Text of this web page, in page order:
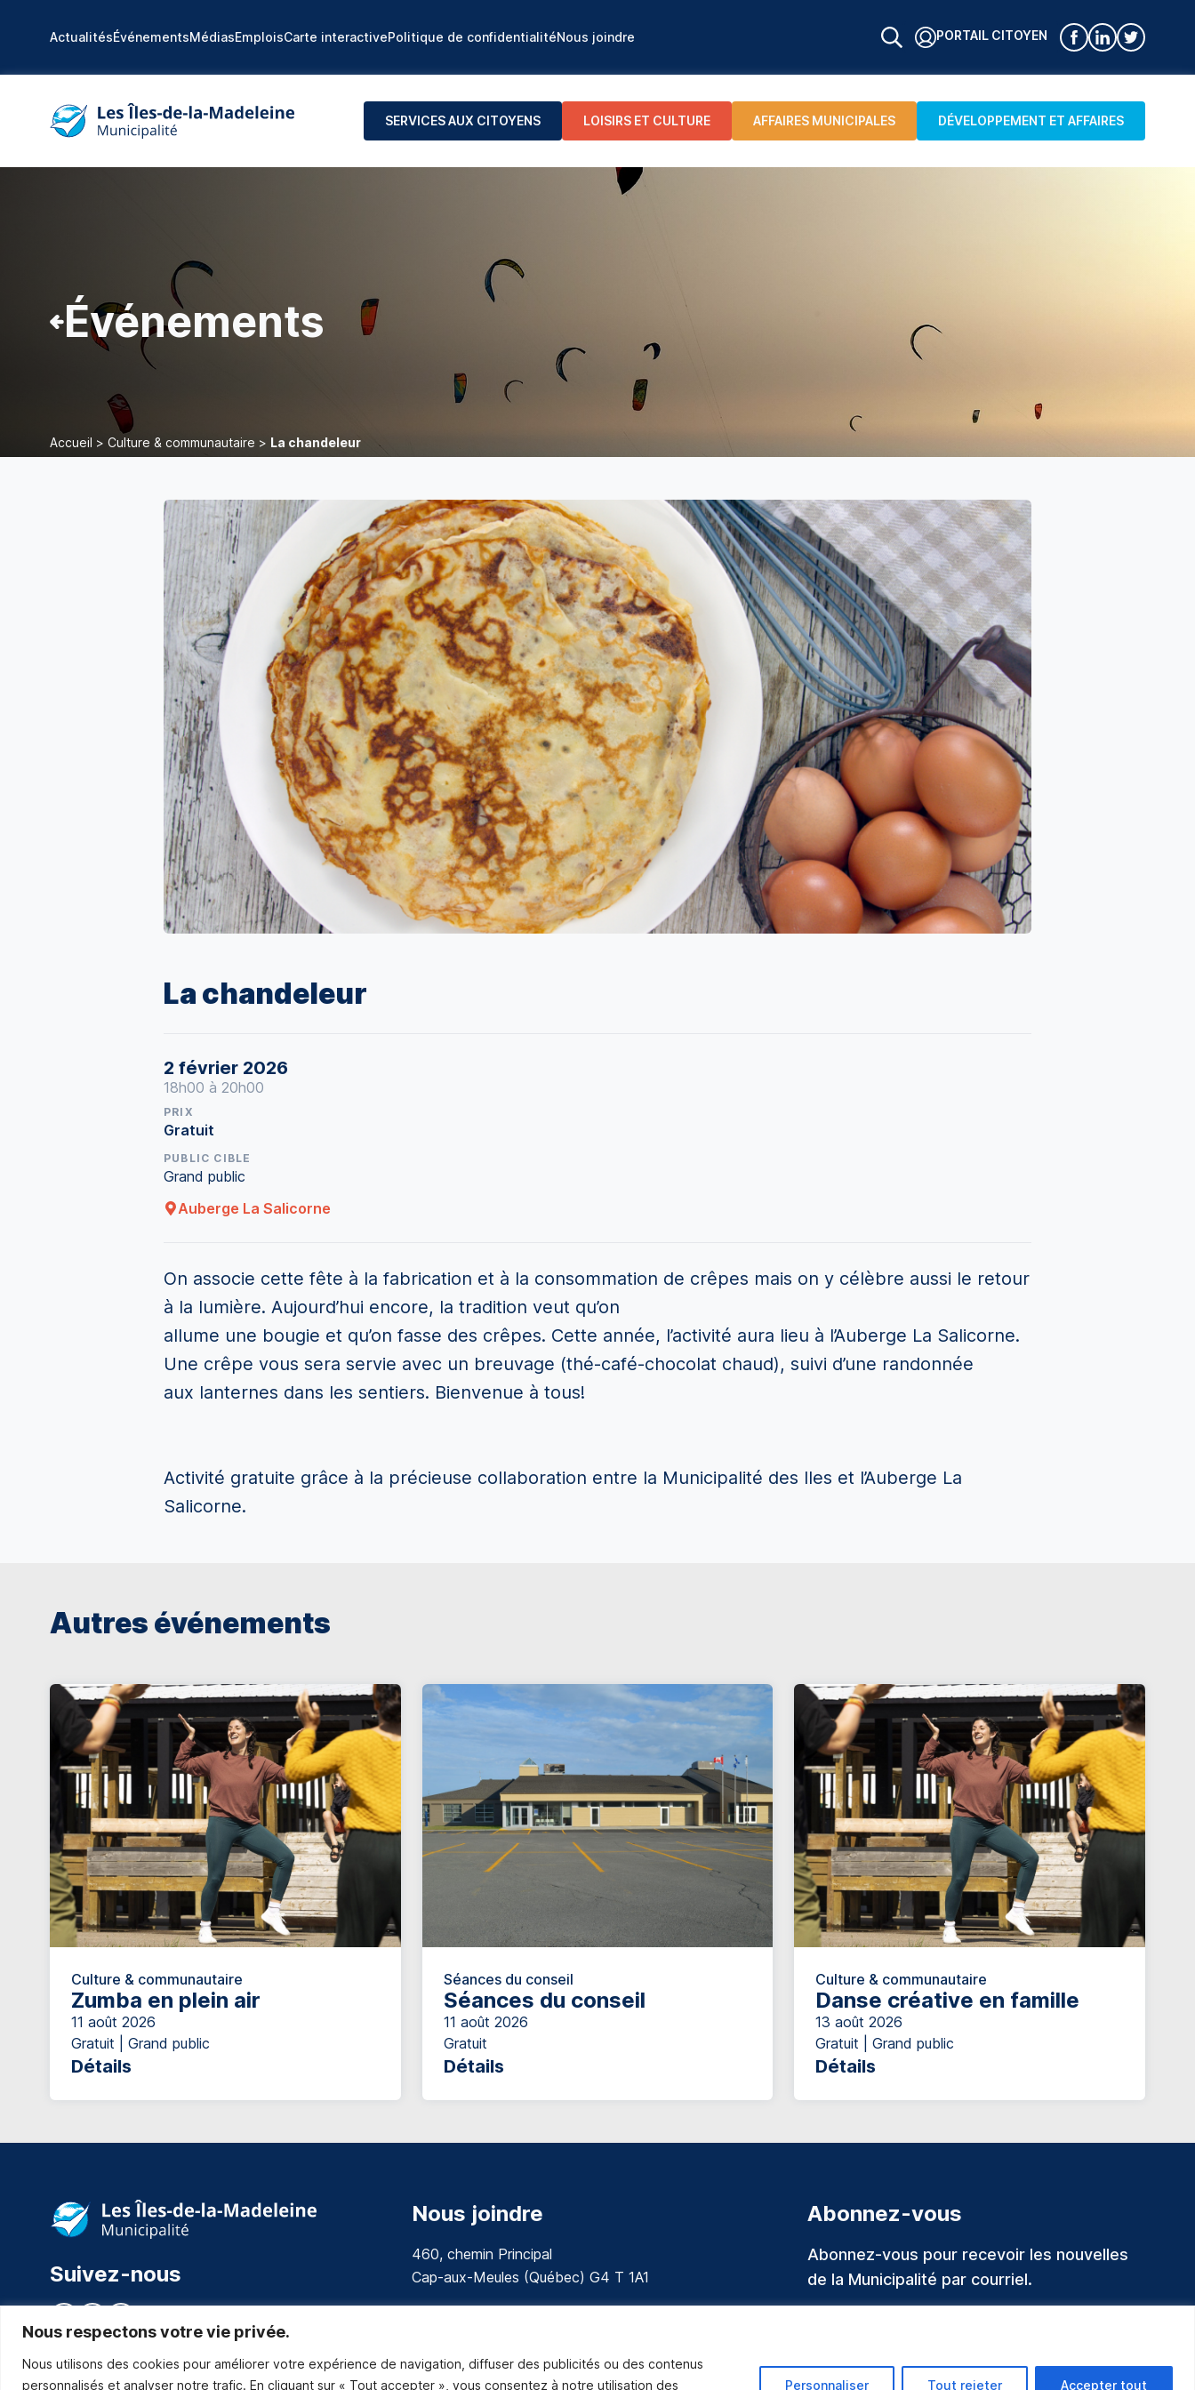
Nous respectons votre vie privée.
Nous utilisons des cookies pour améliorer votre expérience de navigation, diffuser des publicités ou des contenus
personnalisés et analyser notre trafic. En cliquant sur « Tout accepter », vous consentez à notre utilisation des
Personnaliser Tout rejeter Accepter tout
ActualitésÉvénementsMédiasEmploisCarte interactivePolitique de confidentialitéNous joindre PORTAIL CITOYEN
SERVICES AUX CITOYENS LOISIRS ET CULTURE AFFAIRES MUNICIPALES DÉVELOPPEMENT ET AFFAIRES
Événements
Accueil > Culture & communautaire > La chandeleur
La chandeleur
2 février 2026
18h00 à 20h00
PRIX
Gratuit
PUBLIC CIBLE
Grand public
Auberge La Salicorne
On associe cette fête à la fabrication et à la consommation de crêpes mais on y célèbre aussi le retour
à la lumière. Aujourd’hui encore, la tradition veut qu’on
allume une bougie et qu’on fasse des crêpes. Cette année, l’activité aura lieu à l’Auberge La Salicorne.
Une crêpe vous sera servie avec un breuvage (thé-café-chocolat chaud), suivi d’une randonnée
aux lanternes dans les sentiers. Bienvenue à tous!
Activité gratuite grâce à la précieuse collaboration entre la Municipalité des Iles et l’Auberge La
Salicorne.
Autres événements
Culture & communautaire
Zumba en plein air
11 août 2026
Gratuit | Grand public
Détails
Séances du conseil
Séances du conseil
11 août 2026
Gratuit
Détails
Culture & communautaire
Danse créative en famille
13 août 2026
Gratuit | Grand public
Détails
Suivez-nous
Nous joindre
460, chemin Principal
Cap-aux-Meules (Québec) G4 T 1A1
Composez le 1 en tout temps pour toutes urgences.
Abonnez-vous
Abonnez-vous pour recevoir les nouvelles
de la Municipalité par courriel.